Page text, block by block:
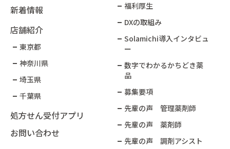
新着情報
店舗紹介
東京都
神奈川県
埼玉県
千葉県
処方せん受付アプリ
お問い合わせ
福利厚生
DXの取組み
Solamichi導入インタビュ
ー​
数字でわかるかちどき薬
品​
募集要項
先輩の声 管理薬剤師
先輩の声 薬剤師
先輩の声 調剤アシスト